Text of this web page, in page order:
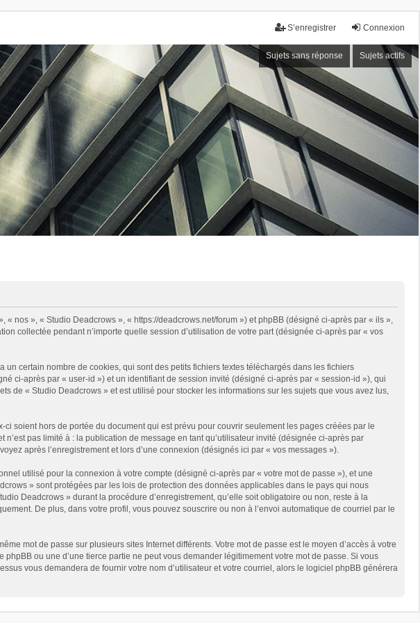
Connexion
S’enregistrer
Sujets sans réponse Sujets actifs
nos », « Studio Deadcrows », « https://deadcrows.net/forum ») et phpBB (désigné ci-après par « ils »,
collectée pendant n’importe quelle session d’utilisation de votre part (désignée ci-après par « vos
certain nombre de cookies, qui sont des petits fichiers textes téléchargés dans les fichiers
ci-après par « user-id ») et un identifiant de session invité (désigné ci-après par « session-id »), qui
de « Studio Deadcrows » et est utilisé pour stocker les informations sur les sujets que vous avez lus,
soient hors de portée du document qui est prévu pour couvrir seulement les pages créées par le
pas limité à : la publication de message en tant qu’utilisateur invité (désignée ci-après par
après l’enregistrement et lors d’une connexion (désignés ici par « vos messages »).
utilisé pour la connexion à votre compte (désigné ci-après par « votre mot de passe »), et une
» sont protégées par les lois de protection des données applicables dans le pays qui nous
Deadcrows » durant la procédure d’enregistrement, qu’elle soit obligatoire ou non, reste à la
De plus, dans votre profil, vous pouvez souscrire ou non à l’envoi automatique de courriel par le
mot de passe sur plusieurs sites Internet différents. Votre mot de passe est le moyen d’accès à votre
ou une d’une tierce partie ne peut vous demander légitimement votre mot de passe. Si vous
vous demandera de fournir votre nom d’utilisateur et votre courriel, alors le logiciel phpBB générera